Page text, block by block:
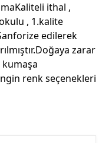
ithal ,
, 1.kalite
edilerek
zarar
kumaşa
renk seçenekleri